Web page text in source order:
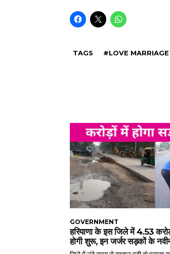
TAGS #LOVE MARRIAGE
GOVERNMENT
हरियाणा के इस जिले में 4.53
होगी शुरू, इन जर्जर सड़कों के